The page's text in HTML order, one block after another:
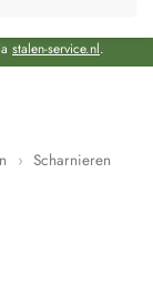
stalen-service.nl.
› Scharnieren